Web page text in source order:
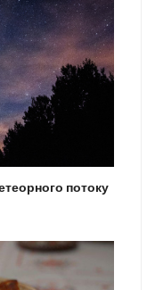
потоку